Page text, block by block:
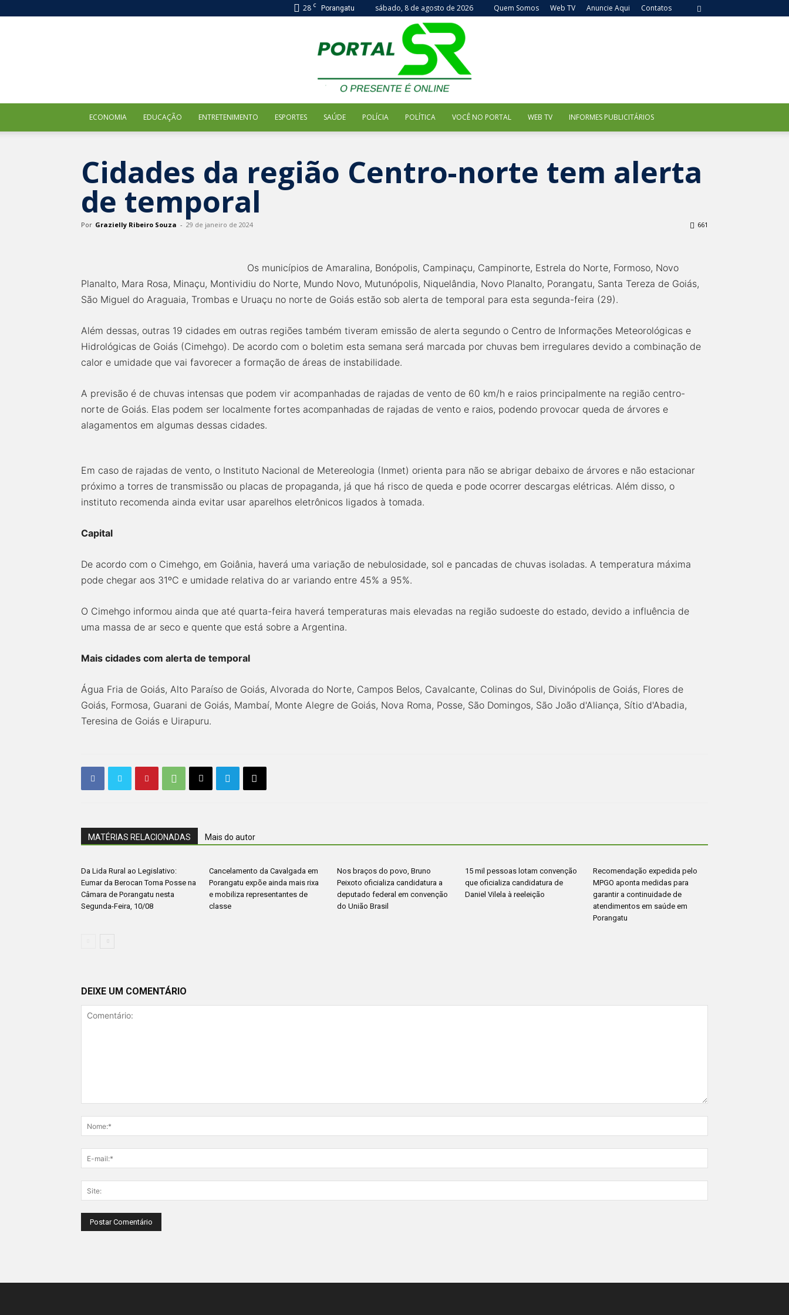
28 C Porangatu sábado, 8 de agosto de 2026 Quem Somos Web TV Anuncie Aqui Contatos
ECONOMIA EDUCAÇÃO ENTRETENIMENTO ESPORTES SAÚDE POLÍCIA POLÍTICA VOCÊ NO PORTAL WEB TV INFORMES PUBLICITÁRIOS
Cidades da região Centro-norte tem alerta
de temporal
Por Grazielly Ribeiro Souza - 29 de janeiro de 2024 661
Os municípios de Amaralina, Bonópolis, Campinaçu, Campinorte, Estrela do Norte, Formoso, Novo
Planalto, Mara Rosa, Minaçu, Montividiu do Norte, Mundo Novo, Mutunópolis, Niquelândia, Novo Planalto, Porangatu, Santa Tereza de Goiás,
São Miguel do Araguaia, Trombas e Uruaçu no norte de Goiás estão sob alerta de temporal para esta segunda-feira (29).
Além dessas, outras 19 cidades em outras regiões também tiveram emissão de alerta segundo o Centro de Informações Meteorológicas e
Hidrológicas de Goiás (Cimehgo). De acordo com o boletim esta semana será marcada por chuvas bem irregulares devido a combinação de
calor e umidade que vai favorecer a formação de áreas de instabilidade.
A previsão é de chuvas intensas que podem vir acompanhadas de rajadas de vento de 60 km/h e raios principalmente na região centro-
norte de Goiás. Elas podem ser localmente fortes acompanhadas de rajadas de vento e raios, podendo provocar queda de árvores e
alagamentos em algumas dessas cidades.
Em caso de rajadas de vento, o Instituto Nacional de Metereologia (Inmet) orienta para não se abrigar debaixo de árvores e não estacionar
próximo a torres de transmissão ou placas de propaganda, já que há risco de queda e pode ocorrer descargas elétricas. Além disso, o
instituto recomenda ainda evitar usar aparelhos eletrônicos ligados à tomada.
Capital
De acordo com o Cimehgo, em Goiânia, haverá uma variação de nebulosidade, sol e pancadas de chuvas isoladas. A temperatura máxima
pode chegar aos 31ºC e umidade relativa do ar variando entre 45% a 95%.
O Cimehgo informou ainda que até quarta-feira haverá temperaturas mais elevadas na região sudoeste do estado, devido a influência de
uma massa de ar seco e quente que está sobre a Argentina.
Mais cidades com alerta de temporal
Água Fria de Goiás, Alto Paraíso de Goiás, Alvorada do Norte, Campos Belos, Cavalcante, Colinas do Sul, Divinópolis de Goiás, Flores de
Goiás, Formosa, Guarani de Goiás, Mambaí, Monte Alegre de Goiás, Nova Roma, Posse, São Domingos, São João d'Aliança, Sítio d'Abadia,
Teresina de Goiás e Uirapuru.
MATÉRIAS RELACIONADAS Mais do autor
Da Lida Rural ao Legislativo:
Eumar da Berocan Toma Posse na
Câmara de Porangatu nesta
Segunda-Feira, 10/08
Cancelamento da Cavalgada em
Porangatu expõe ainda mais rixa
e mobiliza representantes de
classe
Nos braços do povo, Bruno
Peixoto oficializa candidatura a
deputado federal em convenção
do União Brasil
15 mil pessoas lotam convenção
que oficializa candidatura de
Daniel Vilela à reeleição
Recomendação expedida pelo
MPGO aponta medidas para
garantir a continuidade de
atendimentos em saúde em
Porangatu
DEIXE UM COMENTÁRIO